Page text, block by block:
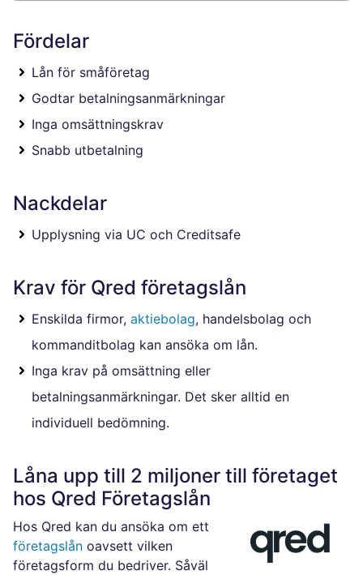
Fördelar
Lån för småföretag
Godtar betalningsanmärkningar
Inga omsättningskrav
Snabb utbetalning
Nackdelar
Upplysning via UC och Creditsafe
Krav för Qred företagslån
Enskilda firmor, aktiebolag, handelsbolag och
kommanditbolag kan ansöka om lån.
Inga krav på omsättning eller
betalningsanmärkningar. Det sker alltid en
individuell bedömning.
Låna upp till 2 miljoner till företaget
hos Qred Företagslån
Hos Qred kan du ansöka om ett
företagslån oavsett vilken
företagsform du bedriver. Såväl